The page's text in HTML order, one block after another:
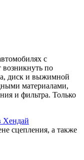
с
возникнуть по
диск и выжимной
материалами,
и фильтра. Только
Хендай
сцепления, а также